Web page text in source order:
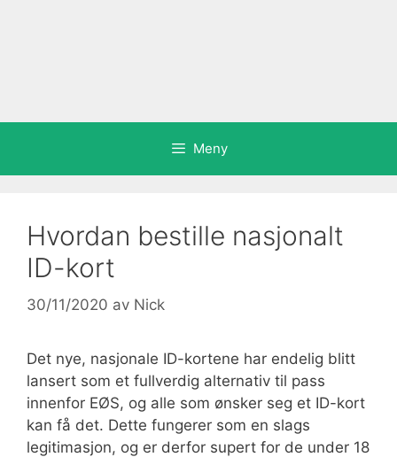
Meny
Hvordan bestille nasjonalt
ID-kort
30/11/2020 av Nick
Det nye, nasjonale ID-kortene har endelig blitt
lansert som et fullverdig alternativ til pass
innenfor EØS, og alle som ønsker seg et ID-kort
kan få det. Dette fungerer som en slags
legitimasjon, og er derfor supert for de under 18